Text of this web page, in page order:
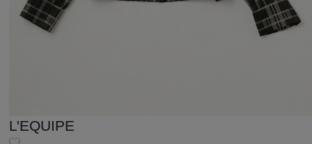
L'EQUIPE